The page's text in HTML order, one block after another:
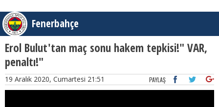
Fenerbahçe
Erol Bulut'tan maç sonu hakem tepkisi!" VAR,
penaltı!"
19 Aralık 2020, Cumartesi 21:51 PAYLAŞ